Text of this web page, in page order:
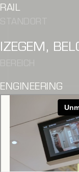
RAIL
IZEGEM,
ENGINEERING